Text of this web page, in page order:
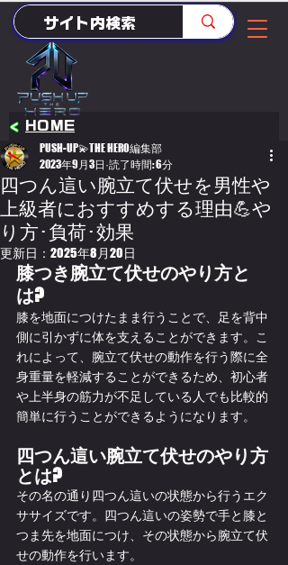
HOME
<
四つん這い腕立て伏せを男性や
上級者におすすめする理由💪や
り方･負荷･効果
PUSH-UP💫THE HERO編集部
2023年9月3日 読了時間: 6分
更新日： 2025年8月20日
膝つき腕立て伏せのやり方と
は?
膝を地面につけたまま行うことで、足を背中
側に引かずに体を支えることができます。こ
れによって、腕立て伏せの動作を行う際に全
身重量を軽減することができるため、初心者
や上半身の筋力が不足している人でも比較的
簡単に行うことができるようになります。
四つん這い腕立て伏せのやり方
とは?
その名の通り四つん這いの状態から行うエク
ササイズです。四つん這いの姿勢で手と膝と
つま先を地面につけ、その状態から腕立て伏
せの動作を行います。